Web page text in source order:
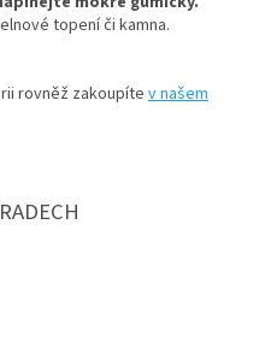
topení či kamna.
rovněž zakoupíte v našem